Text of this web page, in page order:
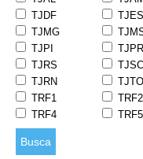
TJDF
TJES
TJMG
TJPI
TJPR
TJRS
TJSC
TJRN
TJTO
TRF1
TRF2
TRF4
TRF5
Busca